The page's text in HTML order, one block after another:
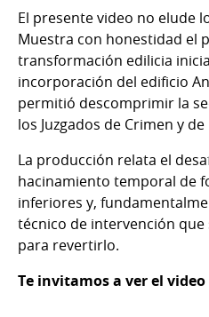
El presente video no elude
Muestra con honestidad el
transformación edilicia
incorporación del edificio
permitió descomprimir la
los Juzgados de Crimen y de
La producción relata el
hacinamiento temporal de
inferiores y,
técnico de intervención que
para revertirlo.
Te invitamos a ver el